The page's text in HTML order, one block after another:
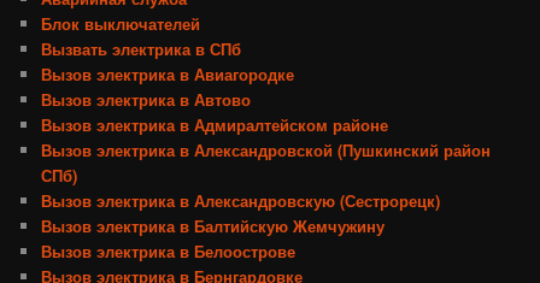
Блок выключателей
Вызвать электрика в СПб
Вызов электрика в Авиагородке
Вызов электрика в Автово
Вызов электрика в Адмиралтейском районе
Вызов электрика в Александровской (Пушкинский район
СПб)
Вызов электрика в Александровскую (Сестрорецк)
Вызов электрика в Балтийскую Жемчужину
Вызов электрика в Белоострове
Вызов электрика в Бернгардовке